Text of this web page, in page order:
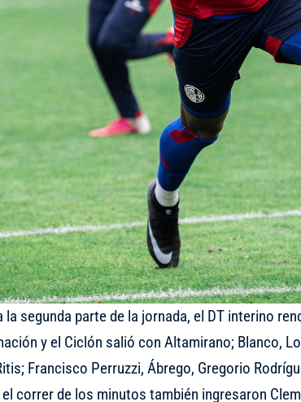
la segunda parte de la jornada, el DT interino
y el Ciclón salió con Altamirano; Blanco,
Francisco Perruzzi, Ábrego, Gregorio
el correr de los minutos también ingresaron